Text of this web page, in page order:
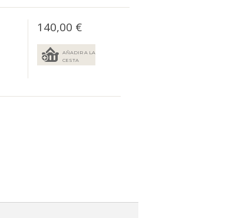
140,00 €
AÑADIR A LA
CESTA